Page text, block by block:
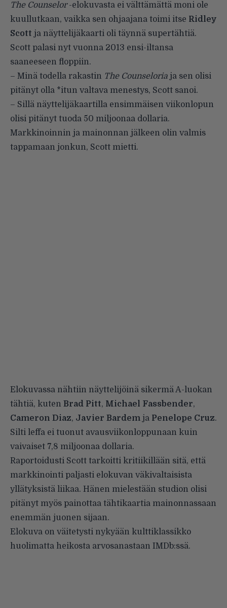
The Counselor-elokuvasta ei välttämättä moni ole
kuullutkaan, vaikka sen ohjaajana toimi itse Ridley
Scott ja näyttelijäkaarti oli täynnä supertähtiä.
Scott palasi nyt vuonna 2013 ensi-iltansa
saaneeseen floppiin.
– Minä todella rakastin The Counseloria ja sen olisi
pitänyt olla *itun valtava menestys, Scott sanoi.
– Sillä näyttelijäkaartilla ensimmäisen viikonlopun
olisi pitänyt tuoda 50 miljoonaa dollaria.
Markkinoinnin ja mainonnan jälkeen olin valmis
tappamaan jonkun, Scott mietti.
Elokuvassa nähtiin näyttelijöinä sikermä A-luokan
tähtiä, kuten Brad Pitt, Michael Fassbender,
Cameron Diaz, Javier Bardem ja Penelope Cruz.
Silti leffa ei tuonut avausviikonloppunaan kuin
vaivaiset 7,8 miljoonaa dollaria.
Raportoidusti Scott tarkoitti kritiikillään sitä, että
markkinointi paljasti elokuvan väkivaltaisista
yllätyksistä liikaa. Hänen mielestään studion olisi
pitänyt myös painottaa tähtikaartia mainonnassaan
enemmän juonen sijaan.
Elokuva on väitetysti nykyään kulttiklassikko
huolimatta heikosta arvosanastaan IMDb:ssä.